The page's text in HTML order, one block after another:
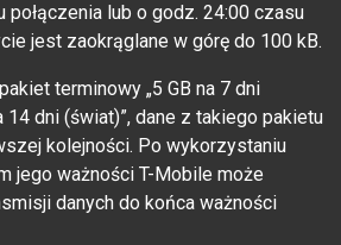
połączenia lub o godz. 24:00 czasu
jest zaokrąglane w górę do 100 kB.
terminowy „5 GB na 7 dni
14 dni (świat)”, dane z takiego pakietu
kolejności. Po wykorzystaniu
jego ważności T-Mobile może
danych do końca ważności